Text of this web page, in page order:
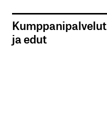
Kumppanipalvelut
ja edut